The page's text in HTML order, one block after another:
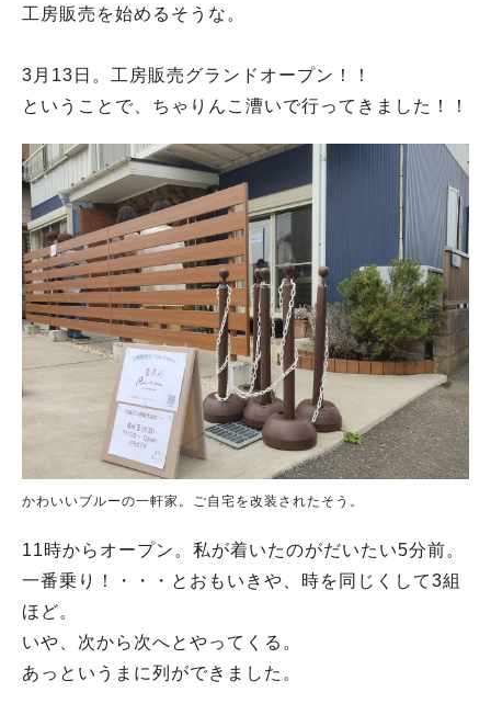
工房販売を始めるそうな。
3月13日。工房販売グランドオープン！！
ということで、ちゃりんこ漕いで行ってきました！！
かわいいブルーの一軒家。ご自宅を改装されたそう。
11時からオープン。私が着いたのがだいたい5分前。
一番乗り！・・・とおもいきや、時を同じくして3組
ほど。
いや、次から次へとやってくる。
あっというまに列ができました。